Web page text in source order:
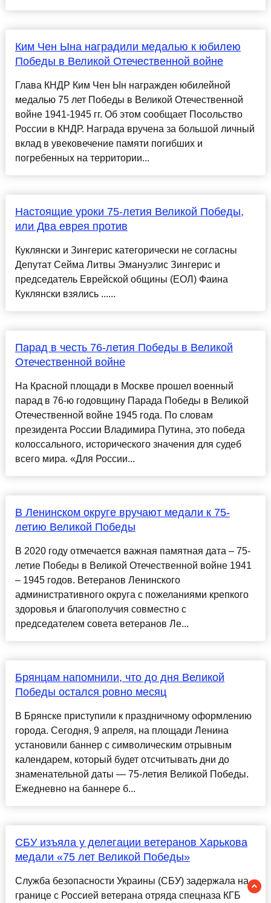
Ким Чен Ына наградили медалью к юбилею
Победы в Великой Отечественной войне
Глава КНДР Ким Чен Ын награжден юбилейной
медалью 75 лет Победы в Великой Отечественной
войне 1941-1945 гг. Об этом сообщает Посольство
России в КНДР. Награда вручена за большой личный
вклад в увековечение памяти погибших и
погребенных на территории...
Настоящие уроки 75-летия Великой Победы,
или Два еврея против
Куклянски и Зингерис категорически не согласны
Депутат Сейма Литвы Эмануэлис Зингерис и
председатель Еврейской общины (ЕОЛ) Фаина
Куклянски взялись ......
Парад в честь 76-летия Победы в Великой
Отечественной войне
На Красной площади в Москве прошел военный
парад в 76-ю годовщину Парада Победы в Великой
Отечественной войне 1945 года. По словам
президента России Владимира Путина, это победа
колоссального, исторического значения для судеб
всего мира. «Для России...
В Ленинском округе вручают медали к 75-
летию Великой Победы
В 2020 году отмечается важная памятная дата – 75-
летие Победы в Великой Отечественной войне 1941
– 1945 годов. Ветеранов Ленинского
административного округа с пожеланиями крепкого
здоровья и благополучия совместно с
председателем совета ветеранов Ле...
Брянцам напомнили, что до дня Великой
Победы остался ровно месяц
В Брянске приступили к праздничному оформлению
города. Сегодня, 9 апреля, на площади Ленина
установили баннер с символическим отрывным
календарем, который будет отсчитывать дни до
знаменательной даты — 75-летия Великой Победы.
Ежедневно на баннере б...
СБУ изъяла у делегации ветеранов Харькова
медали «75 лет Великой Победы»
Служба безопасности Украины (СБУ) задержала на
границе с Россией ветерана отряда спецназа КГБ